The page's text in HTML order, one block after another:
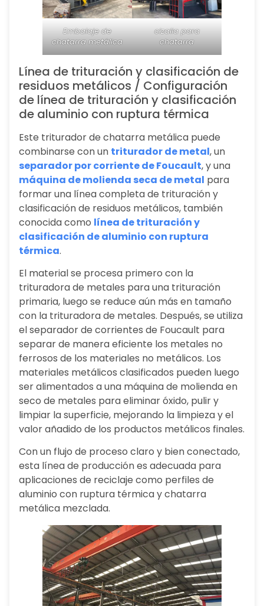
Embalaje de
chatarra metálica
cizalla para
chatarra
Línea de trituración y clasificación de
residuos metálicos / Configuración
de línea de trituración y clasificación
de aluminio con ruptura térmica
Este triturador de chatarra metálica puede
combinarse con un triturador de metal, un
separador por corriente de Foucault, y una
máquina de molienda seca de metal para
formar una línea completa de trituración y
clasificación de residuos metálicos, también
conocida como línea de trituración y
clasificación de aluminio con ruptura
térmica.
El material se procesa primero con la
trituradora de metales para una trituración
primaria, luego se reduce aún más en tamaño
con la trituradora de metales. Después, se utiliza
el separador de corrientes de Foucault para
separar de manera eficiente los metales no
ferrosos de los materiales no metálicos. Los
materiales metálicos clasificados pueden luego
ser alimentados a una máquina de molienda en
seco de metales para eliminar óxido, pulir y
limpiar la superficie, mejorando la limpieza y el
valor añadido de los productos metálicos finales.
Con un flujo de proceso claro y bien conectado,
esta línea de producción es adecuada para
aplicaciones de reciclaje como perfiles de
aluminio con ruptura térmica y chatarra
metálica mezclada.